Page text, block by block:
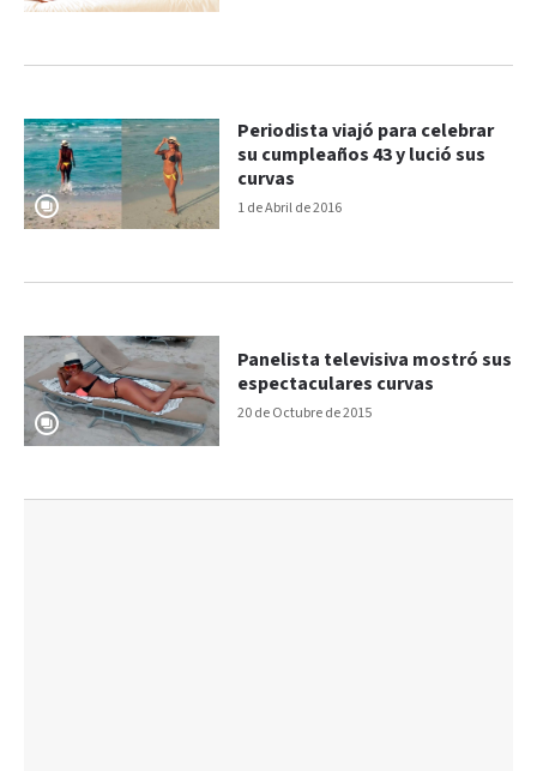
1 de Abril de 2016
Periodista viajó para celebrar
su cumpleaños 43 y lució sus
curvas
20 de Octubre de 2015
Panelista televisiva mostró sus
espectaculares curvas